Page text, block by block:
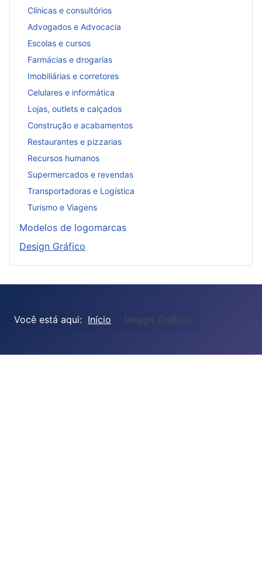
Clínicas e consultórios
Advogados e Advocacia
Escolas e cursos
Farmácias e drogarias
Imobiliárias e corretores
Celulares e informática
Lojas, outlets e calçados
Construção e acabamentos
Restaurantes e pizzarias
Recursos humanos
Supermercados e revendas
Transportadoras e Logística
Turismo e Viagens
Modelos de logomarcas
Design Gráfico
Você está aqui: Início Design Gráfico